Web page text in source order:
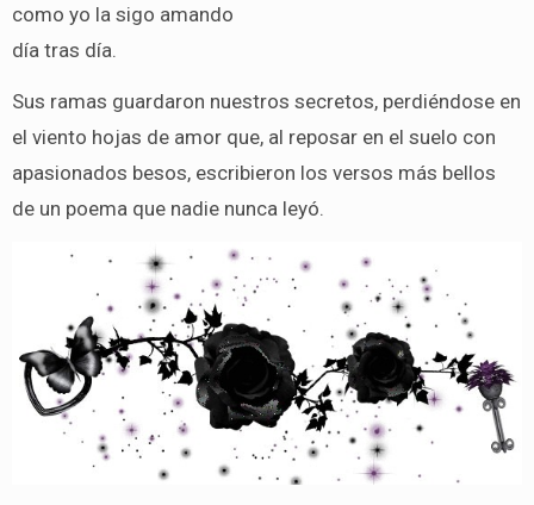
como yo la sigo amando
día tras día.
Sus ramas guardaron nuestros secretos, perdiéndose en
el viento hojas de amor que, al reposar en el suelo con
apasionados besos, escribieron los versos más bellos
de un poema que nadie nunca leyó.